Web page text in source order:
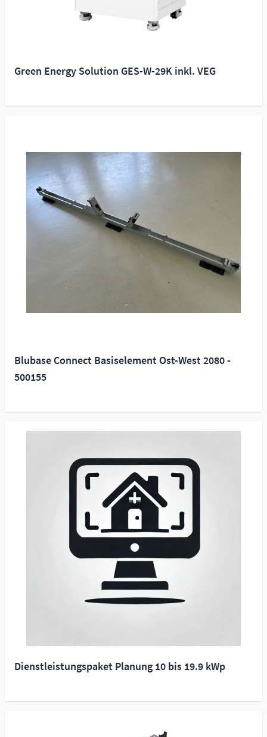
Green Energy Solution GES-W-29K inkl. VEG
Blubase Connect Basiselement Ost-West 2080 -
500155
Dienstleistungspaket Planung 10 bis 19.9 kWp